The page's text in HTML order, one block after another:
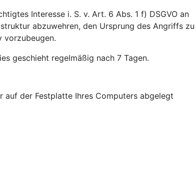
Interesse i. S. v. Art. 6 Abs. 1 f) DSGVO an
abzuwehren, den Ursprung des Angriffs zu
vorzubeugen.
geschieht regelmäßig nach 7 Tagen.
auf der Festplatte Ihres Computers abgelegt